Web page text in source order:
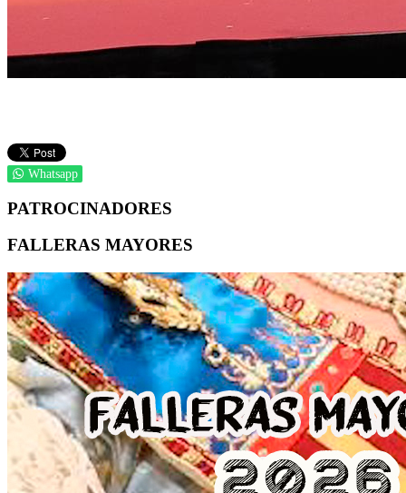
Whatsapp
PATROCINADORES
FALLERAS MAYORES